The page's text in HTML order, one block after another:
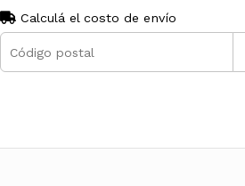
Calculá el costo de envío